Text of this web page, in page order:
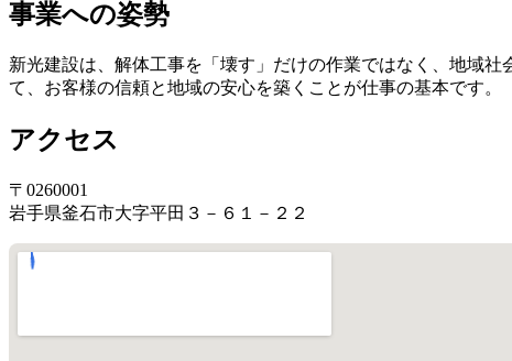
事業への姿勢
新光建設は、解体工事を「壊す」だけの作業ではなく、地域
て、お客様の信頼と地域の安心を築くことが仕事の基本です。
アクセス
〒0260001
岩手県釜石市大字平田３－６１－２２